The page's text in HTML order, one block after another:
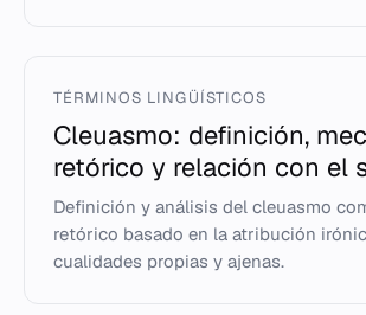
TÉRMINOS LINGÜÍSTICOS
Cleuasmo: definición,
retórico y relación con el
Definición y análisis del cleuasmo
retórico basado en la atribución
cualidades propias y ajenas.